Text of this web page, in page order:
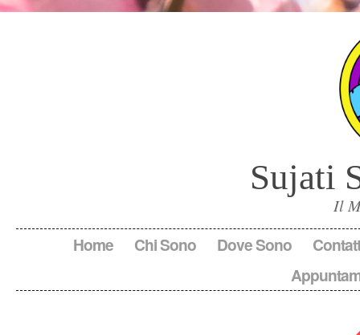
Sujati
Il
Home Chi Sono Dove Sono